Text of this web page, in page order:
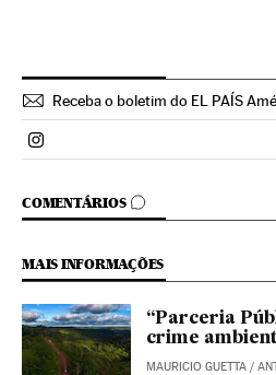
Receba o boletim do EL PAÍS
Politica El País Brasil en
COMENTÁRIOS
COMENTÁRIOS
MAIS INFORMAÇÕES
“Parceria
crime
MAURICIO GUETTA /